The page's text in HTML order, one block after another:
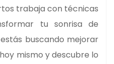
trabaja con técnicas
tu sonrisa de
buscando mejorar
mismo y descubre lo